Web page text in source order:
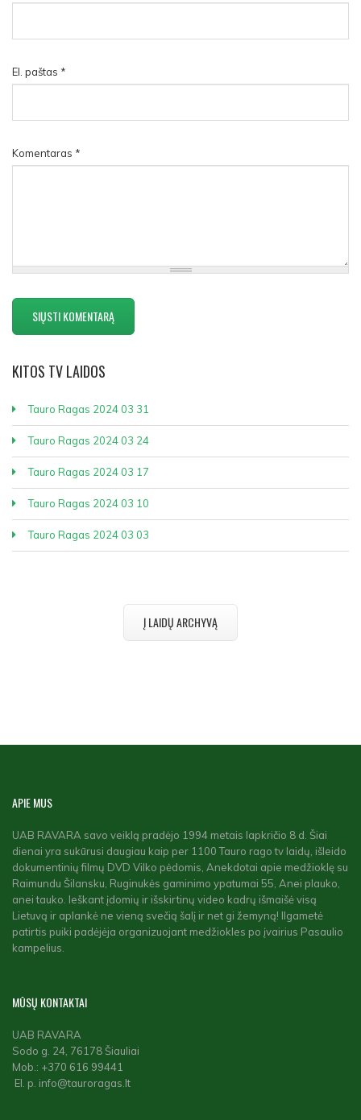
El. paštas *
Komentaras *
KITOS TV LAIDOS
Tauro Ragas 2024 03 31
Tauro Ragas 2024 03 24
Tauro Ragas 2024 03 17
Tauro Ragas 2024 03 10
Tauro Ragas 2024 03 03
Į LAIDŲ ARCHYVĄ
APIEMUS
UAB RAVARA savo veiklą pradėjo 1994 metais lapkričio 8 d. Šiai
dienai yra sukūrusi daugiau kaip per 1100 Tauro rago tv laidų, išleido
dokumentinių filmų DVD Vilko pėdomis, Anekdotai apie medžioklę su
Raimundu Šilansku, Ruginukės gaminimo ypatumai 55, Anei plauko,
anei tauko. Ieškant įdomių ir išskirtinų video kadrų išmaišė visą
Lietuvą ir aplankė ne vieną svečią šalį ir net gi žemyną! Ilgametė
patirtis puiki padėjėja organizuojant medžiokles po įvairius Pasaulio
kampelius.
MŪSŲ KONTAKTAI
UAB RAVARA
Sodo g. 24, 76178 Šiauliai
Mob.: +370 616 99441
El. p. info@tauroragas.lt